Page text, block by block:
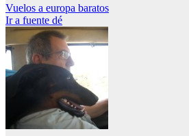
Navegación
de
entradas
Vuelos a europa baratos
Ir a fuente dé